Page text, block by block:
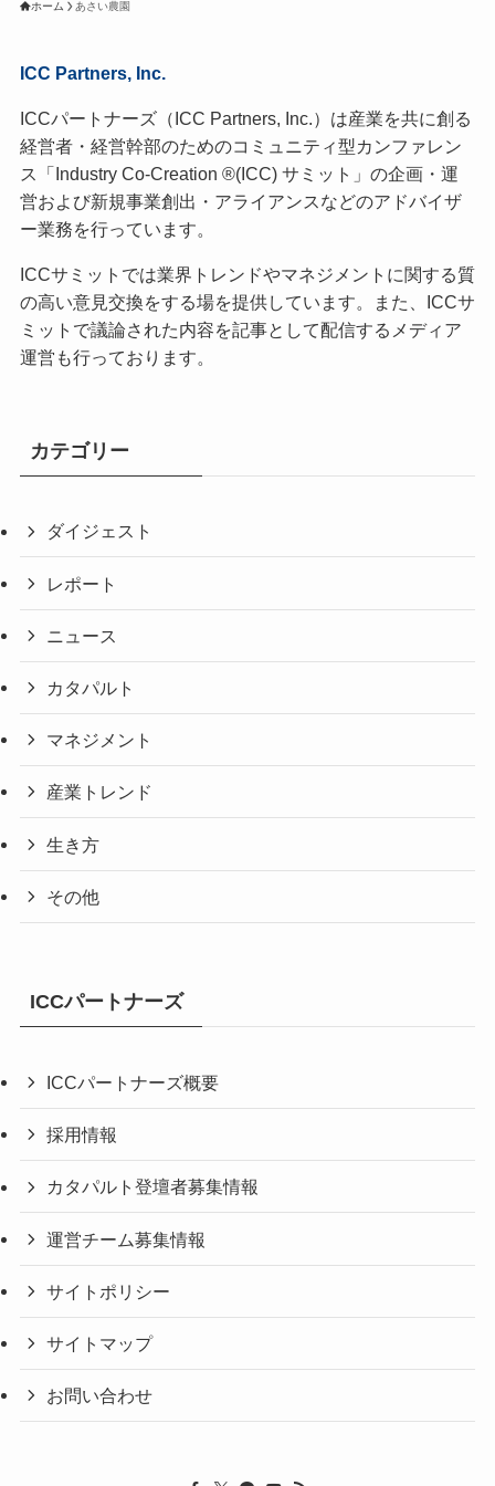
ホーム あさい農園
ICC Partners, Inc.
ICCパートナーズ（ICC Partners, Inc.）は産業を共に創る
経営者・経営幹部のためのコミュニティ型カンファレン
ス「Industry Co-Creation ®(ICC) サミット」の企画・運
営および新規事業創出・アライアンスなどのアドバイザ
ー業務を行っています。
ICCサミットでは業界トレンドやマネジメントに関する質
の高い意見交換をする場を提供しています。また、ICCサ
ミットで議論された内容を記事として配信するメディア
運営も行っております。
カテゴリー
ダイジェスト
レポート
ニュース
カタパルト
マネジメント
産業トレンド
生き方
その他
ICCパートナーズ
ICCパートナーズ概要
採用情報
カタパルト登壇者募集情報
運営チーム募集情報
サイトポリシー
サイトマップ
お問い合わせ